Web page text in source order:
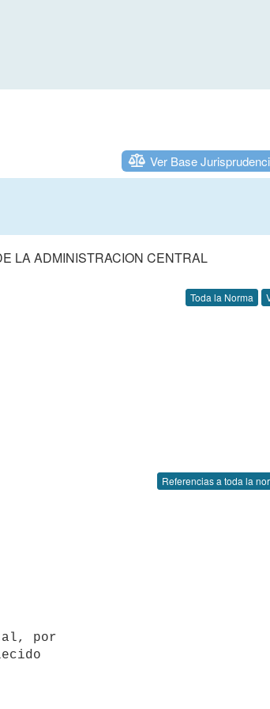
Ver Base
LA ADMINISTRACION CENTRAL
Toda la Norma
Referencias a toda la